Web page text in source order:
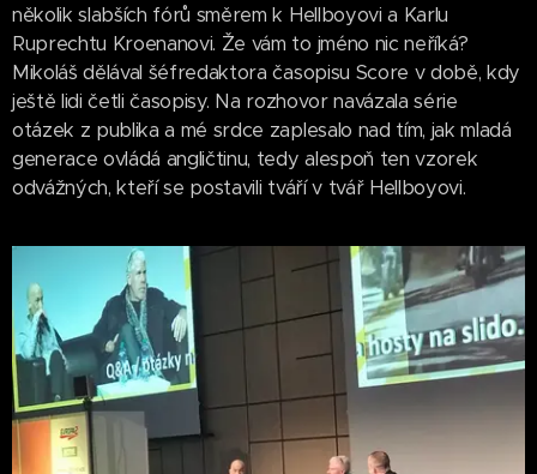
několik slabších fórů směrem k Hellboyovi a Karlu
Ruprechtu Kroenanovi. Že vám to jméno nic neříká?
Mikoláš dělával šéfredaktora časopisu Score v době, kdy
ještě lidi četli časopisy. Na rozhovor navázala série
otázek z publika a mé srdce zaplesalo nad tím, jak mladá
generace ovládá angličtinu, tedy alespoň ten vzorek
odvážných, kteří se postavili tváří v tvář Hellboyovi.